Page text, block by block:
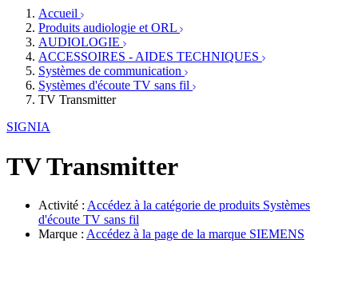
Écoles spécialisées
Fournisseurs
Associations
Services ORL
Orthophonistes
Formations et écoles
Organismes / Syndicats
Produits
Ressources
Actualités
Accueil
Produits audiologie et ORL
AUDIOLOGIE
ACCESSOIRES - AIDES TECHNIQUES
Systèmes de communication
Systèmes d'écoute TV sans fil
TV Transmitter
SIGNIA
TV Transmitter
Activité : Accédez à la catégorie de produits Systèmes
d'écoute TV sans fil
Marque : Accédez à la page de la marque SIEMENS